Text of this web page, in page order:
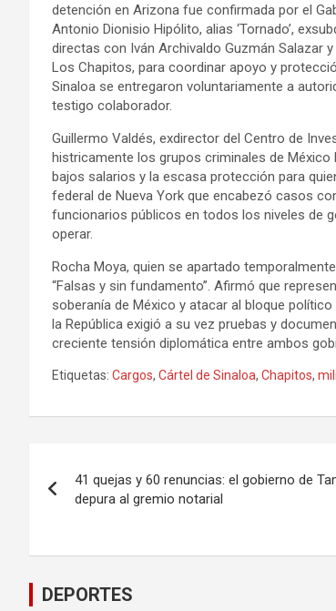
detención en Arizona fue confirmada por el
Antonio Dionisio Hipólito, alias ‘Tornado’,
directas con Iván Archivaldo Guzmán Salazar
Los Chapitos, para coordinar apoyo y
Sinaloa se entregaron voluntariamente a
testigo colaborador.
Guillermo Valdés, exdirector del Centro de
histricamente los grupos criminales de
bajos salarios y la escasa protección para
federal de Nueva York que encabezó casos
funcionarios públicos en todos los niveles de
operar.
Rocha Moya, quien se apartado
“Falsas y sin fundamento”. Afirmó que
soberanía de México y atacar al bloque
la República exigió a su vez pruebas y
creciente tensión diplomática entre ambos
Etiquetas: Cargos, Cártel de Sinaloa, Chapitos,
de
41 quejas y 60 renuncias: el gobierno de
depura al gremio notarial
DEPORTES